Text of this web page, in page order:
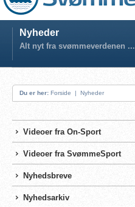
Nyheder
Alt nyt fra svømmeverdenen ...
Du er her: Forside | Nyheder
Videoer fra On-Sport
Videoer fra SvømmeSport
Nyhedsbreve
Nyhedsarkiv